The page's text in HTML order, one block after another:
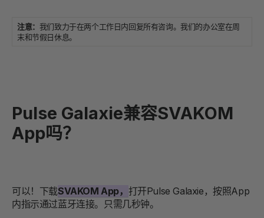
注意： 我们致力于在两个工作日内回复所有咨询。我们的办公室在周
末和节假日休息。
Pulse Galaxie兼容SVAKOM
App吗？
可以！下载SVAKOM App， 打开Pulse Galaxie，按照App
内指示通过蓝牙连接。只需几秒钟。